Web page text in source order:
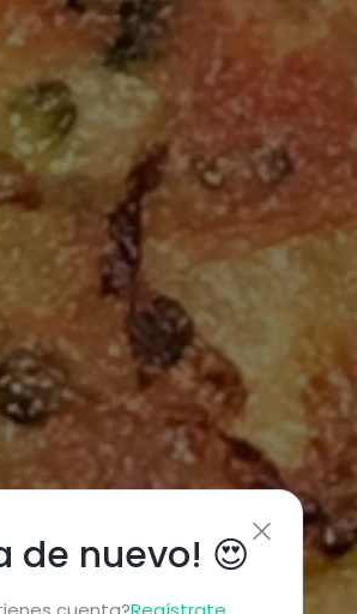
de nuevo! 😍